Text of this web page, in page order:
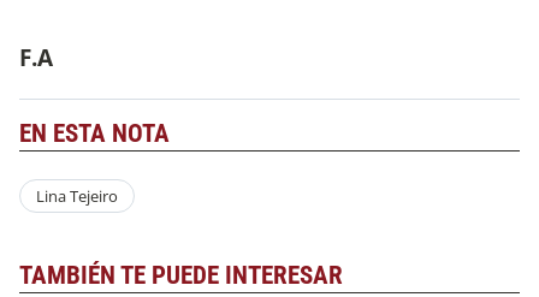
F.A
EN ESTA NOTA
Lina Tejeiro
TAMBIÉN TE PUEDE INTERESAR